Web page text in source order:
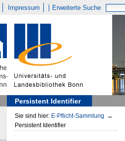
Impressum Erweiterte Suche
Persistent Identifier
Sie sind hier: E-Pflicht-Sammlung →
Persistent Identifier